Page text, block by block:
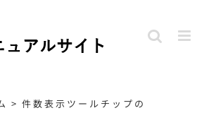
> 件数表示ツールチップの